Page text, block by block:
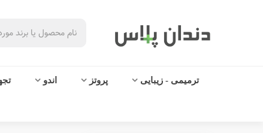
ترمیمی - زیبایی پروتز اندو